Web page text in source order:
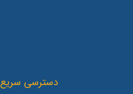
دسترسی سریع